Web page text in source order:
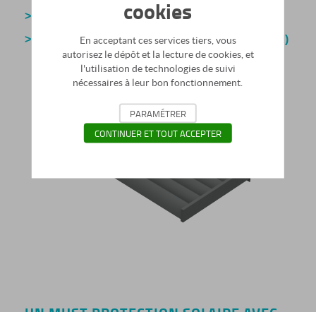
> Voir le produit sur catalogue(Komete Premium)
> Voir le produit sur catalogue (Komete Standard)
cookies
En acceptant ces services tiers, vous
autorisez le dépôt et la lecture de cookies, et
l'utilisation de technologies de suivi
nécessaires à leur bon fonctionnement.
PARAMÉTRER
CONTINUER ET TOUT ACCEPTER